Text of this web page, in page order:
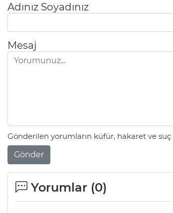
Adınız Soyadınız
Mesaj
Gönderilen yorumların küfür, hakaret ve
Gönder
Yorumlar (0)